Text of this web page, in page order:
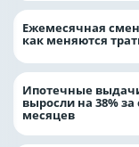
Ежемесячная
как меняются
Ипотечные
выросли на 38%
месяцев